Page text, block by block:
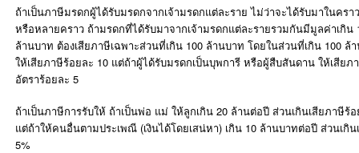
ถ้าเป็นภาษีมรดกผู้ได้รับมรดกจากเจ้ามรดกแต่ละราย ไม่ว่าจะได้รับมาในครา
หรือหลายคราว ถ้ามรดกที่ได้รับมาจากเจ้ามรดกแต่ละรายรวมกันมีมูลค่าเกิน
ล้านบาท ต้องเสียภาษีเฉพาะส่วนที่เกิน 100 ล้านบาท โดยในส่วนที่เกิน 100 ล้
ให้เสียภาษีร้อยละ 10 แต่ถ้าผู้ได้รับมรดกเป็นบุพการี หรือผู้สืบสันดาน ให้เสียภ
อัตราร้อยละ 5
ถ้าเป็นภาษีการรับให้ ถ้าเป็นพ่อ แม่ ให้ลูกเกิน 20 ล้านต่อปี ส่วนเกินเสียภาษีร้
แต่ถ้าให้คนอื่นตามประเพณี (เงินได้โดยเสน่หา) เกิน 10 ล้านบาทต่อปี ส่วนเกิ
5%